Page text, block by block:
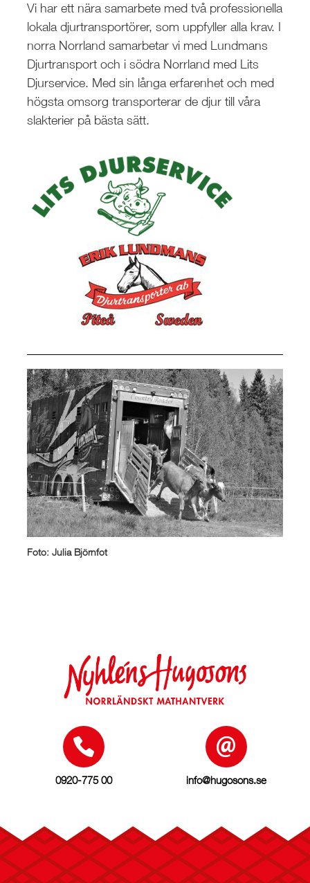
Vi har ett nära samarbete med två professionella
lokala djurtransportörer, som uppfyller alla krav. I
norra Norrland samarbetar vi med Lundmans
Djurtransport och i södra Norrland med Lits
Djurservice. Med sin långa erfarenhet och med
högsta omsorg transporterar de djur till våra
slakterier på bästa sätt.
Foto: Julia Björnfot
0920-775 00 info@hugosons.se